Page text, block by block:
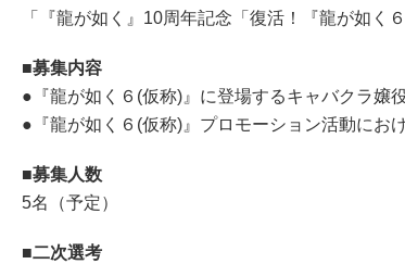
「『龍が如く』10周年記念「復活！『龍が如
■募集内容
●『龍が如く６(仮称)』に登場するキャバクラ嬢
●『龍が如く６(仮称)』プロモーション活動にお
■募集人数
5名（予定）
■二次選考